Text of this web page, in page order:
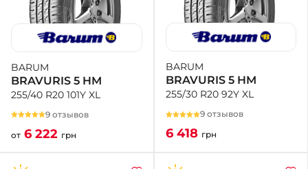
BARUM
BRAVURIS 5 HM
255/40 R20 101Y XL
9 отзывов
от 6 222 грн
BARUM
BRAVURIS 5 HM
255/30 R20 92Y XL
9 отзывов
6 418 грн